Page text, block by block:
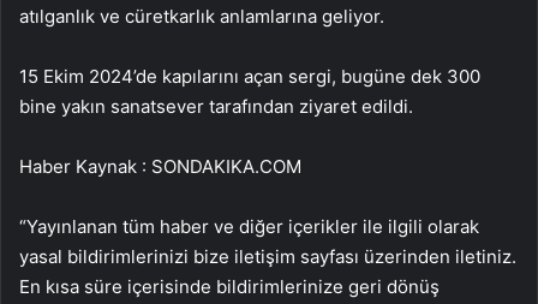
atılganlık ve cüretkarlık anlamlarına geliyor.
15 Ekim 2024’de kapılarını açan sergi, bugüne dek 300
bine yakın sanatsever tarafından ziyaret edildi.
Haber Kaynak : SONDAKIKA.COM
“Yayınlanan tüm haber ve diğer içerikler ile ilgili olarak
yasal bildirimlerinizi bize iletişim sayfası üzerinden iletiniz.
En kısa süre içerisinde bildirimlerinize geri dönüş